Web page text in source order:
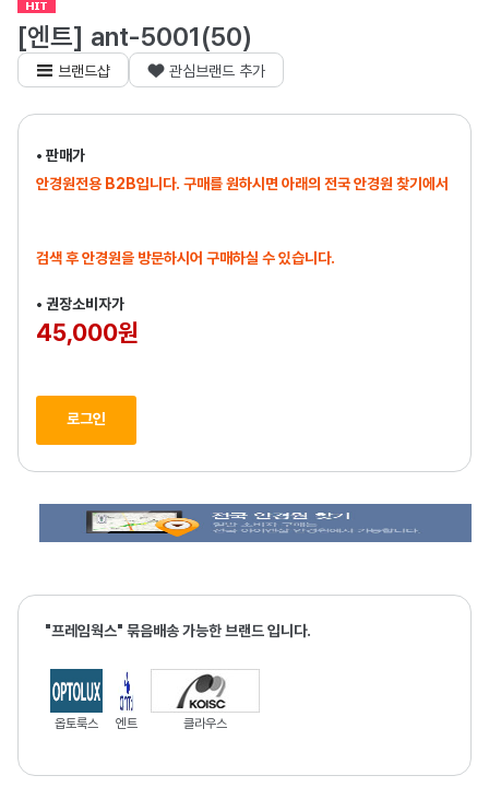
[엔트] ant-5001(50)
브랜드샵 관심브랜드 추가
• 판매가
안경원전용 B2B입니다. 구매를 원하시면 아래의 전국 안경원 찾기에서
검색 후 안경원을 방문하시어 구매하실 수 있습니다.
• 권장소비자가
45,000원
로그인
"프레임웍스" 묶음배송 가능한 브랜드 입니다.
옵토룩스 엔트 클라우스